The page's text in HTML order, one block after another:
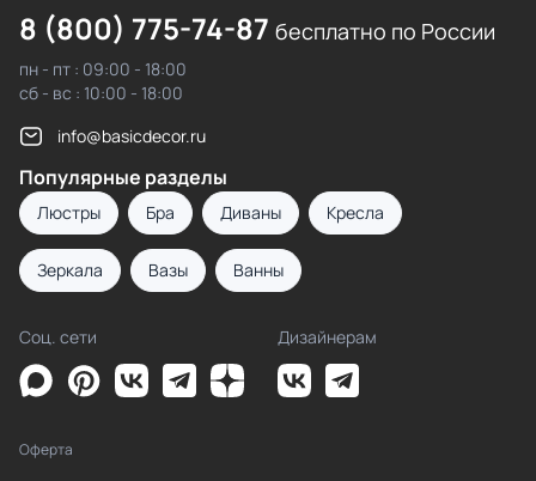
8 (800) 775-74-87 бесплатно по России
пн - пт : 09:00 - 18:00
сб - вс : 10:00 - 18:00
info@basicdecor.ru
Популярные разделы
Люстры Бра Диваны Кресла
Зеркала Вазы Ванны
Соц. сети Дизайнерам
Оферта